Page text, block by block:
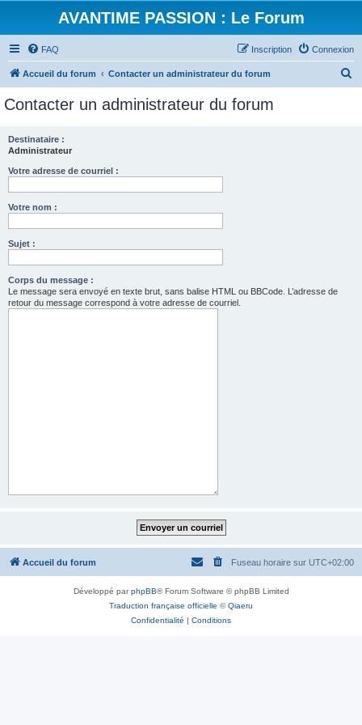
AVANTIME PASSION : Le Forum
FAQ Connexion
Inscription
Accueil du forum Contacter un administrateur du forum
Contacter un administrateur du forum
Destinataire :
Administrateur
Votre adresse de courriel :
Votre nom :
Sujet :
Corps du message :
Le message sera envoyé en texte brut, sans balise HTML ou BBCode. L’adresse de
retour du message correspond à votre adresse de courriel.
Accueil du forum Fuseau horaire sur UTC+02:00
Développé parphpBB® Forum Software © phpBB Limited
Traduction française officielle ©Qiaeru
Confidentialité | Conditions